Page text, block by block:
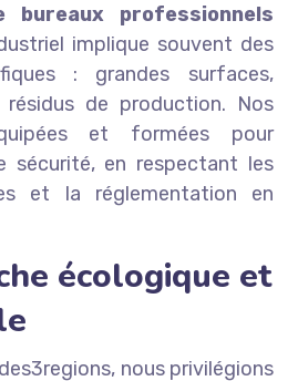
bureaux professionnels
implique souvent des
: grandes surfaces,
résidus de production. Nos
et formées pour
sécurité, en respectant les
et la réglementation en
écologique et
nous privilégions